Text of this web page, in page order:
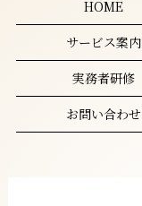
HOME
サービス案内
実務者研修
お問い合わせ